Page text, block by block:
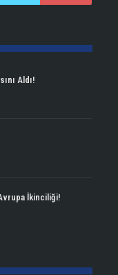
Aldı!
İkinciliği!